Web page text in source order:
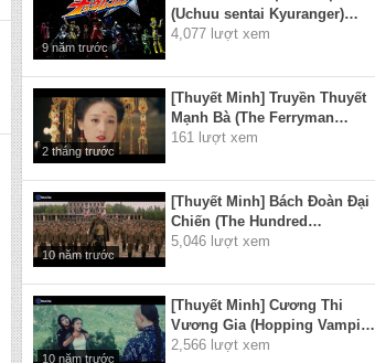
9 năm trước
(Uchuu sentai Kyuranger)
2017
4,077 lượt xem
2 tháng trước
[Thuyết Minh] Truyền Thuyết
Mạnh Bà (The Ferryman
Manjusaka) 2018 Full
161 lượt xem
10 năm trước
[Thuyết Minh] Bách Đoàn Đại
Chiến (The Hundred
Regiments Offensive) 2015
5,046 lượt xem
10 năm trước
[Thuyết Minh] Cương Thi
Vương Gia (Hopping Vampire
VS Zombie) 2015
2,566 lượt xem